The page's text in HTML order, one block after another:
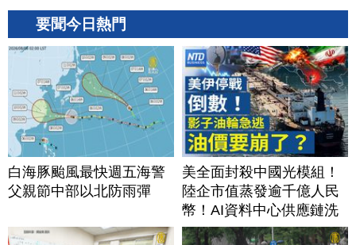
要聞今日熱門
白海豚颱風最快週五海警
父親節中部以北防雨彈
美全面封殺中國光模組！
陸企市值蒸發逾千億人民
幣！AI資料中心供應鏈洗
牌？台灣喜迎轉單！成關